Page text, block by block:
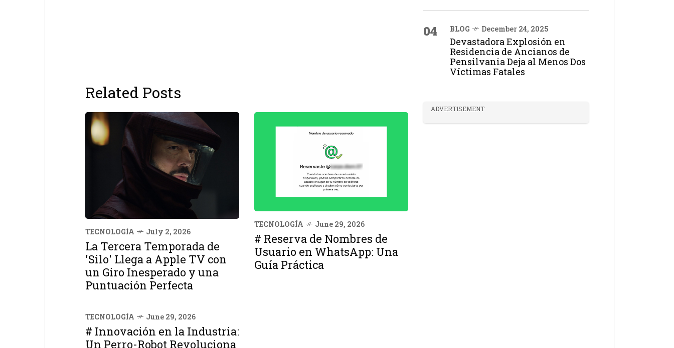
Related Posts
TECNOLOGÍA July 2, 2026
La Tercera Temporada de
'Silo' Llega a Apple TV con
un Giro Inesperado y una
Puntuación Perfecta
TECNOLOGÍA June 29, 2026
# Reserva de Nombres de
Usuario en WhatsApp: Una
Guía Práctica
TECNOLOGÍA June 29, 2026
# Innovación en la Industria:
Un Perro-Robot Revoluciona
04 BLOG December 24, 2025
Devastadora Explosión en
Residencia de Ancianos de
Pensilvania Deja al Menos Dos
Víctimas Fatales
ADVERTISEMENT